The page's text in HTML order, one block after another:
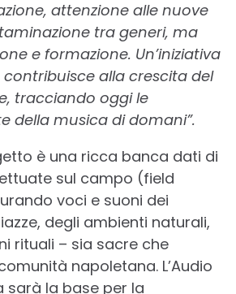
attenzione alle nuove
tra generi, ma
e formazione. Un’iniziativa
alla crescita del
tracciando oggi le
della musica di domani”.
è una ricca banca dati di
sul campo (field
voci e suoni dei
degli ambienti naturali,
rituali – sia sacre che
napoletana. L’Audio
sarà la base per la